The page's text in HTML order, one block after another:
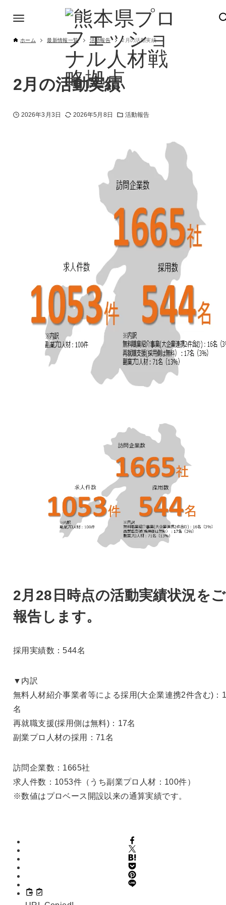
ホーム 最新情報一覧 活動報告 2月の活動実績
2月の活動実績
2026年3月3日 2026年5月8日 活動報告
2月28日時点の活動実績状況をご
報告します。
採用実績数：544名
▼内訳
無料人材紹介事業者等による採用(大企業連携2件含む)：
名
再就職支援(採用側は無料)：17名
副業プロ人材の採用：71名
訪問企業数：1665社
求人件数：1053件（うち副業プロ人材：100件）
※数値はプロベース開設以来の通算実績です。